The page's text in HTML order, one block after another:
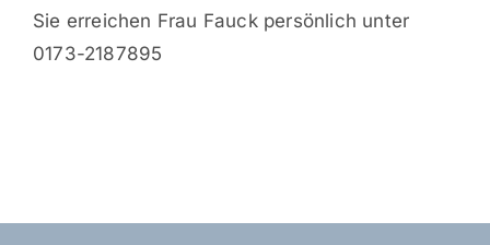
Sie erreichen Frau Fauck persönlich unter
0173-2187895